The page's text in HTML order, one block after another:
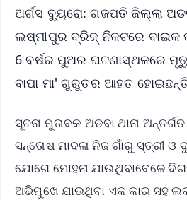
ଅର୍ଗସ ବ୍ୟୁରୋ: ଗଜପତି ଜିଲ୍ଲା
ଲଷ୍ମୀପୁର ବ୍ରିଜ୍ ନିକଟରେ ବାଇକ
6 ବର୍ଷର ପୁଅର ଘଟଣାସ୍ଥଳରେ
ବାପା ମା' ଗୁରୁତର ଆହତ
ସୂଚନା ମୁତାବକ ଅଡବା ଥାନା
ସନ୍ତୋଷ ମାଦଳା ନିଜ ଗାଁରୁ ସ୍ତ୍ରୀ
ଯୋଗେ ମୋହନା ଯାଉଥିବାବେଳେ
ଅଭିମୁଖେ ଯାଉଥିବା ଏକ କାର ସହ